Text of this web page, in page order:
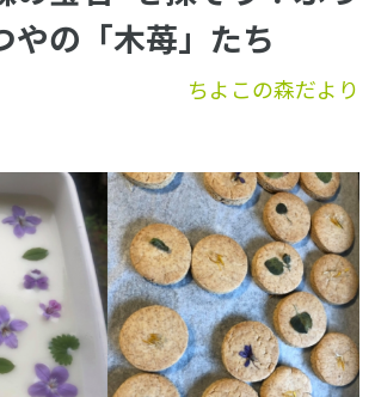
ちよこの森だより
やの「木苺」たち